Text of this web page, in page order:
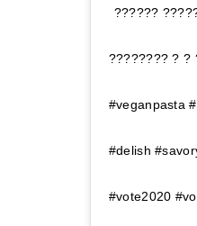
??????
???????? ? ?
#veganpasta
#delish
#vote2020